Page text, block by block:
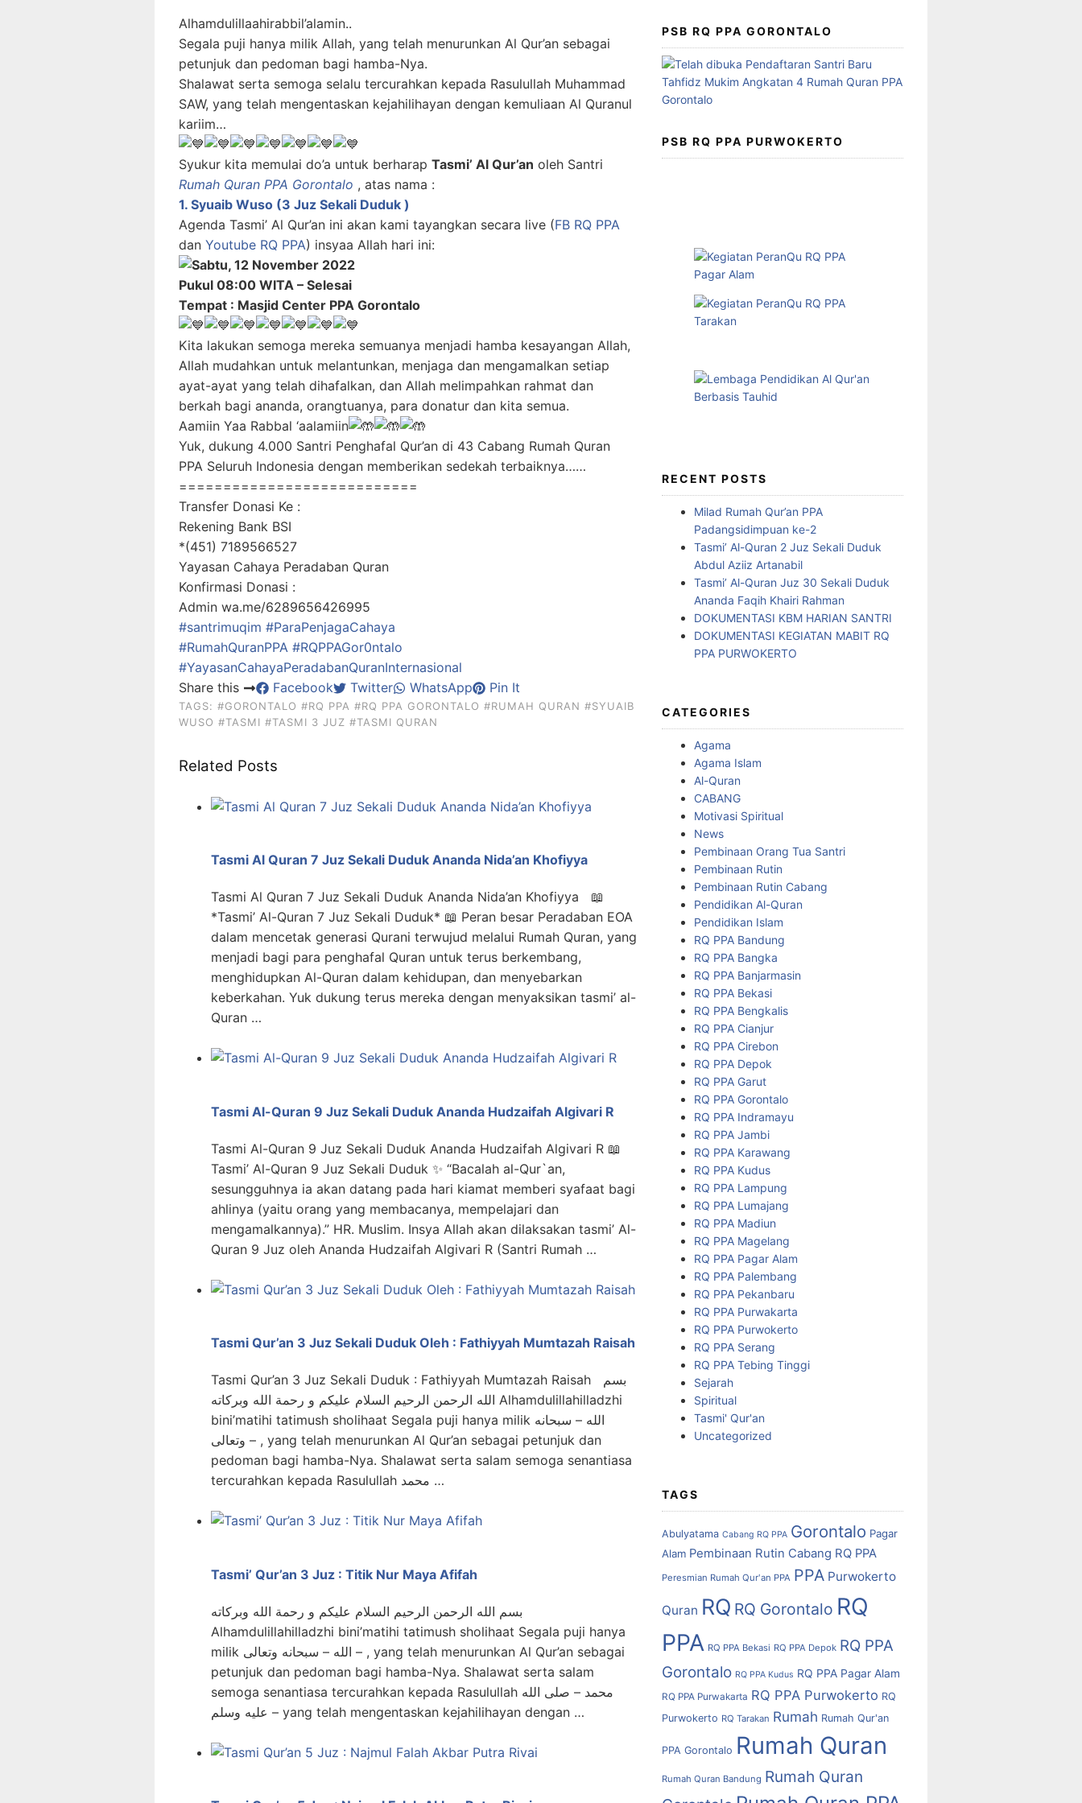
Alhamdulillaahirabbil’alamin..
Segala puji hanya milik Allah, yang telah menurunkan Al Qur’an sebagai
petunjuk dan pedoman bagi hamba-Nya.
Shalawat serta semoga selalu tercurahkan kepada Rasulullah Muhammad
SAW, yang telah mengentaskan kejahilihayan dengan kemuliaan Al Quranul
kariim…
Syukur kita memulai do’a untuk berharap Tasmi’ Al Qur’an oleh Santri
Rumah Quran PPA Gorontalo , atas nama :
1. Syuaib Wuso (3 Juz Sekali Duduk )
Agenda Tasmi’ Al Qur’an ini akan kami tayangkan secara live (FB RQ PPA
dan Youtube RQ PPA) insyaa Allah hari ini:
Sabtu, 12 November 2022
Pukul 08:00 WITA – Selesai
Tempat : Masjid Center PPA Gorontalo
Kita lakukan semoga mereka semuanya menjadi hamba kesayangan Allah,
Allah mudahkan untuk melantunkan, menjaga dan mengamalkan setiap
ayat-ayat yang telah dihafalkan, dan Allah melimpahkan rahmat dan
berkah bagi ananda, orangtuanya, para donatur dan kita semua.
Aamiin Yaa Rabbal ‘aalamiin
Yuk, dukung 4.000 Santri Penghafal Qur’an di 43 Cabang Rumah Quran
PPA Seluruh Indonesia dengan memberikan sedekah terbaiknya……
===========================
Transfer Donasi Ke :
Rekening Bank BSI
*(451) 7189566527
Yayasan Cahaya Peradaban Quran
Konfirmasi Donasi :
Admin wa.me/6289656426995
#santrimuqim #ParaPenjagaCahaya
#RumahQuranPPA #RQPPAGor0ntalo
#YayasanCahayaPeradabanQuranInternasional
Share this
Facebook Twitter WhatsApp Pin It
TAGS: #GORONTALO #RQ PPA #RQ PPA GORONTALO #RUMAH QURAN #SYUAIB
WUSO #TASMI #TASMI 3 JUZ #TASMI QURAN
Related Posts
Tasmi Al Quran 7 Juz Sekali Duduk Ananda Nida’an Khofiyya
Tasmi Al Quran 7 Juz Sekali Duduk Ananda Nida’an Khofiyya 📖
*Tasmi’ Al-Quran 7 Juz Sekali Duduk* 📖 Peran besar Peradaban EOA
dalam mencetak generasi Qurani terwujud melalui Rumah Quran, yang
menjadi bagi para penghafal Quran untuk terus berkembang,
menghidupkan Al-Quran dalam kehidupan, dan menyebarkan
keberkahan. Yuk dukung terus mereka dengan menyaksikan tasmi’ al-
Quran …
Tasmi Al-Quran 9 Juz Sekali Duduk Ananda Hudzaifah Algivari R
Tasmi Al-Quran 9 Juz Sekali Duduk Ananda Hudzaifah Algivari R 📖
Tasmi’ Al-Quran 9 Juz Sekali Duduk ✨ “Bacalah al-Qur`an,
sesungguhnya ia akan datang pada hari kiamat memberi syafaat bagi
ahlinya (yaitu orang yang membacanya, mempelajari dan
mengamalkannya).” HR. Muslim. Insya Allah akan dilaksakan tasmi’ Al-
Quran 9 Juz oleh Ananda Hudzaifah Algivari R (Santri Rumah …
Tasmi Qur’an 3 Juz Sekali Duduk Oleh : Fathiyyah Mumtazah Raisah
Tasmi Qur’an 3 Juz Sekali Duduk : Fathiyyah Mumtazah Raisah بسم
الله الرحمن الرحيم السلام عليكم و رحمة الله وبركاته Alhamdulillahilladzhi
bini’matihi tatimush sholihaat Segala puji hanya milik الله – سبحانه
وتعالى – , yang telah menurunkan Al Qur’an sebagai petunjuk dan
pedoman bagi hamba-Nya. Shalawat serta salam semoga senantiasa
tercurahkan kepada Rasulullah محمد …
Tasmi’ Qur’an 3 Juz : Titik Nur Maya Afifah
بسم الله الرحمن الرحيم السلام عليكم و رحمة الله وبركاته
Alhamdulillahilladzhi bini’matihi tatimush sholihaat Segala puji hanya
milik الله – سبحانه وتعالى – , yang telah menurunkan Al Qur’an sebagai
petunjuk dan pedoman bagi hamba-Nya. Shalawat serta salam
semoga senantiasa tercurahkan kepada Rasulullah محمد – صلى الله
عليه وسلم – yang telah mengentaskan kejahilihayan dengan …
PSB RQ PPA GORONTALO
PSB RQ PPA PURWOKERTO
RECENT POSTS
Milad Rumah Qur’an PPA
Padangsidimpuan ke-2
Tasmi’ Al-Quran 2 Juz Sekali Duduk
Abdul Aziiz Artanabil
Tasmi’ Al-Quran Juz 30 Sekali Duduk
Ananda Faqih Khairi Rahman
DOKUMENTASI KBM HARIAN SANTRI
DOKUMENTASI KEGIATAN MABIT RQ
PPA PURWOKERTO
CATEGORIES
Agama
Agama Islam
Al-Quran
CABANG
Motivasi Spiritual
News
Pembinaan Orang Tua Santri
Pembinaan Rutin
Pembinaan Rutin Cabang
Pendidikan Al-Quran
Pendidikan Islam
RQ PPA Bandung
RQ PPA Bangka
RQ PPA Banjarmasin
RQ PPA Bekasi
RQ PPA Bengkalis
RQ PPA Cianjur
RQ PPA Cirebon
RQ PPA Depok
RQ PPA Garut
RQ PPA Gorontalo
RQ PPA Indramayu
RQ PPA Jambi
RQ PPA Karawang
RQ PPA Kudus
RQ PPA Lampung
RQ PPA Lumajang
RQ PPA Madiun
RQ PPA Magelang
RQ PPA Pagar Alam
RQ PPA Palembang
RQ PPA Pekanbaru
RQ PPA Purwakarta
RQ PPA Purwokerto
RQ PPA Serang
RQ PPA Tebing Tinggi
Sejarah
Spiritual
Tasmi' Qur'an
Uncategorized
TAGS
Abulyatama Cabang RQ PPA Gorontalo Pagar
Alam Pembinaan Rutin Cabang RQ PPA
Peresmian Rumah Qur'an PPA PPA Purwokerto
Quran RQ RQ Gorontalo RQ
PPA RQ PPA Bekasi RQ PPA Depok RQ PPA
Gorontalo RQ PPA Kudus RQ PPA Pagar Alam
RQ PPA Purwakarta RQ PPA Purwokerto RQ
Purwokerto RQ Tarakan Rumah Rumah Qur'an
PPA Gorontalo Rumah Quran
Rumah Quran Bandung Rumah Quran